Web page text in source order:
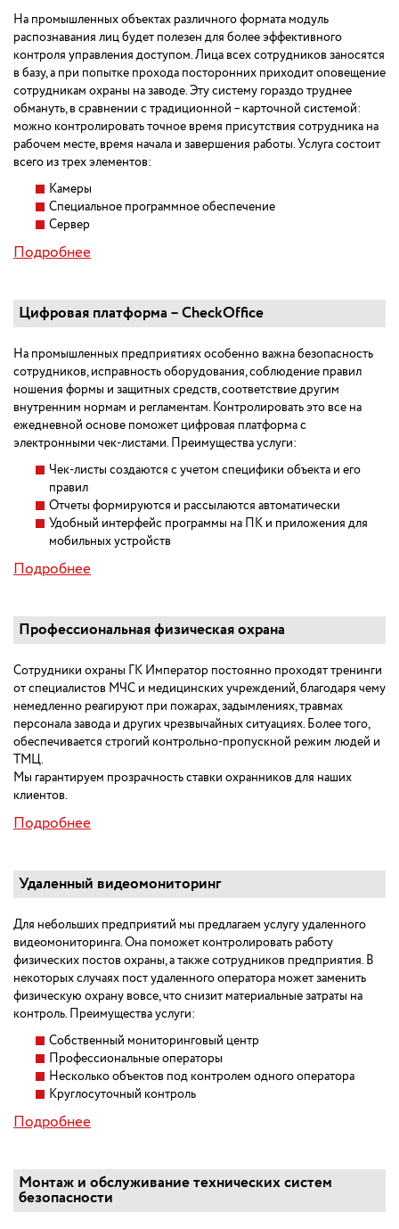
На промышленных объектах различного формата модуль
распознавания лиц будет полезен для более эффективного
контроля управления доступом. Лица всех сотрудников заносятся
в базу, а при попытке прохода посторонних приходит оповещение
сотрудникам охраны на заводе. Эту систему гораздо труднее
обмануть, в сравнении с традиционной – карточной системой:
можно контролировать точное время присутствия сотрудника на
рабочем месте, время начала и завершения работы. Услуга состоит
всего из трех элементов:
Камеры
Специальное программное обеспечение
Сервер
Подробнее
Цифровая платформа – CheckOffice
На промышленных предприятиях особенно важна безопасность
сотрудников, исправность оборудования, соблюдение правил
ношения формы и защитных средств, соответствие другим
внутренним нормам и регламентам. Контролировать это все на
ежедневной основе поможет цифровая платформа с
электронными чек-листами. Преимущества услуги:
Чек-листы создаются с учетом специфики объекта и его
правил
Отчеты формируются и рассылаются автоматически
Удобный интерфейс программы на ПК и приложения для
мобильных устройств
Подробнее
Профессиональная физическая охрана
Сотрудники охраны ГК Император постоянно проходят тренинги
от специалистов МЧС и медицинских учреждений, благодаря чему
немедленно реагируют при пожарах, задымлениях, травмах
персонала завода и других чрезвычайных ситуациях. Более того,
обеспечивается строгий контрольно-пропускной режим людей и
ТМЦ.
Мы гарантируем прозрачность ставки охранников для наших
клиентов.
Подробнее
Удаленный видеомониторинг
Для небольших предприятий мы предлагаем услугу удаленного
видеомониторинга. Она поможет контролировать работу
физических постов охраны, а также сотрудников предприятия. В
некоторых случаях пост удаленного оператора может заменить
физическую охрану вовсе, что снизит материальные затраты на
контроль. Преимущества услуги:
Собственный мониторинговый центр
Профессиональные операторы
Несколько объектов под контролем одного оператора
Круглосуточный контроль
Подробнее
Монтаж и обслуживание технических систем
безопасности